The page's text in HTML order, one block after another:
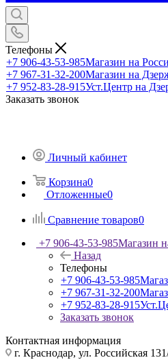
Телефоны
+7 906-43-53-985Магазин на
+7 967-31-32-200Магазин на
+7 952-83-28-915Уст.Центр на
Заказать звонок
Личный кабинет
Корзина0
Отложенные0
Сравнение товаров0
+7 906-43-53-985Магазин
Назад
Телефоны
+7 906-43-53-985
+7 967-31-32-200
+7 952-83-28-915
Заказать звонок
Контактная информация
г. Краснодар, ул. Российская